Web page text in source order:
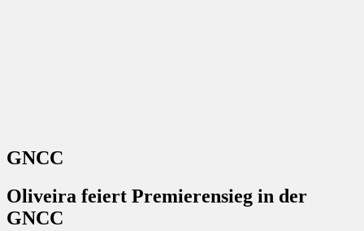
GNCC
Oliveira feiert Premierensieg in der
GNCC